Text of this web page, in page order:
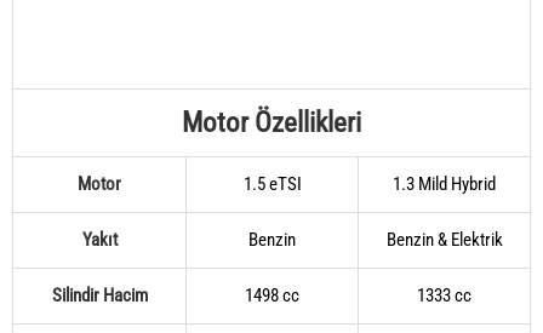
Motor Özellikleri
Motor 1.5 eTSI 1.3 Mild Hybrid
Yakıt Benzin Benzin & Elektrik
Silindir Hacim 1498 cc 1333 cc